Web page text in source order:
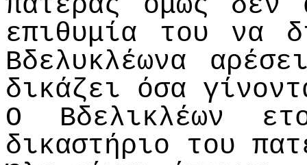
επιθυμία του να
Βδελυκλέωνα
δικάζει όσα
Ο Βδελικλέων
δικαστήριο του